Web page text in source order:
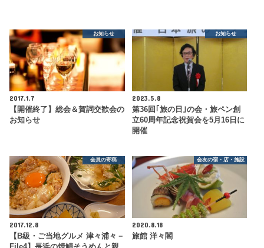
お知らせ
2017.1.7
【開催終了】総会＆賀詞交歓会の
お知らせ
お知らせ
2023.5.8
第36回｢旅の日｣の会・旅ペン創
立60周年記念祝賀会を5月16日に
開催
会員の寄稿
2017.12.8
【B級・ご当地グルメ 津々浦々－
会友の宿・店・施設
2020.8.18
旅館 洋々閣